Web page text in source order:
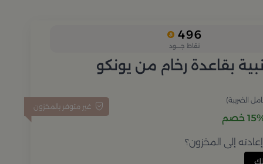
496
نقاط جــــود
بقاعدة رخام من يونكو
غير متوفر بالمخزون
الضريبة)
خصم
إلى المخزون؟